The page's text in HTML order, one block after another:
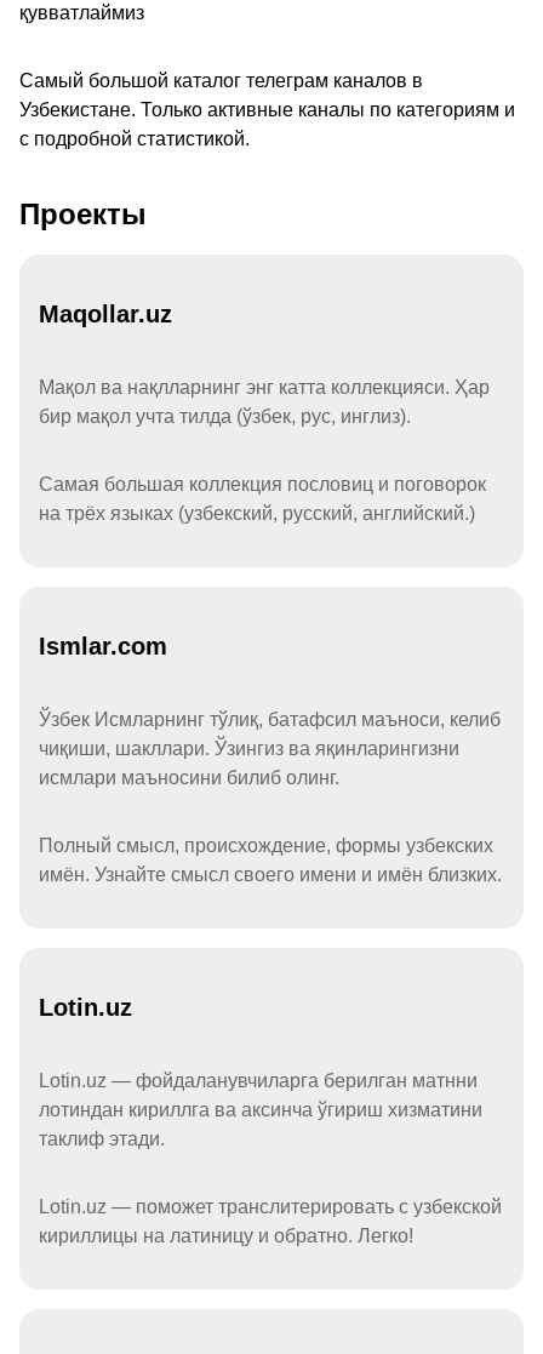
қувватлаймиз
Самый большой каталог телеграм каналов в
Узбекистане. Только активные каналы по категориям и
с подробной статистикой.
Проекты
Maqollar.uz
Мақол ва нақлларнинг энг катта коллекцияси. Ҳар
бир мақол учта тилда (ўзбек, рус, инглиз).
Самая большая коллекция пословиц и поговорок
на трёх языках (узбекский, русский, английский.)
Ismlar.com
Ўзбек Исмларнинг тўлиқ, батафсил маъноси, келиб
чиқиши, шакллари. Ўзингиз ва яқинларингизни
исмлари маъносини билиб олинг.
Полный смысл, происхождение, формы узбекских
имён. Узнайте смысл своего имени и имён близких.
Lotin.uz
Lotin.uz — фойдаланувчиларга берилган матнни
лотиндан кириллга ва аксинча ўгириш хизматини
таклиф этади.
Lotin.uz — поможет транслитерировать с узбекской
кириллицы на латиницу и обратно. Легко!